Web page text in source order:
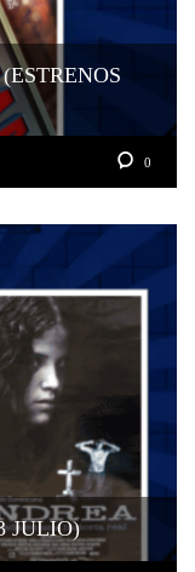
0
JULIO)